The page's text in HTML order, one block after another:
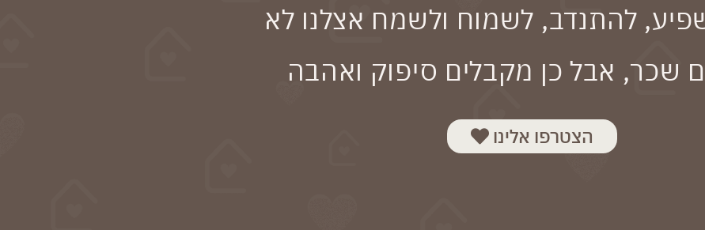
להתנדב, לשמוח ולשמח אצלנו לא
שכר, אבל כן מקבלים סיפוק ואהבה
הצטרפו אלינו